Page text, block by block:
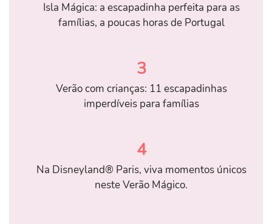
Isla Mágica: a escapadinha perfeita para as
famílias, a poucas horas de Portugal
3
Verão com crianças: 11 escapadinhas
imperdíveis para famílias
4
Na Disneyland® Paris, viva momentos únicos
neste Verão Mágico.